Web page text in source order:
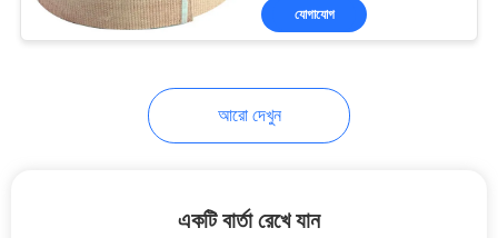
ব্রেক ঘর্ষণ উপাদান
যোগাযোগ
আরো দেখুন
একটি বার্তা রেখে যান